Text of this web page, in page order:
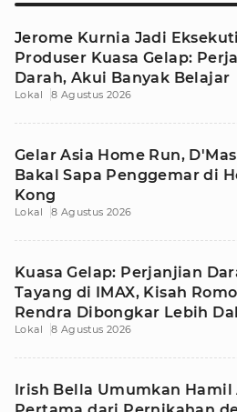
Jerome Kurnia Jadi
Produser Kuasa Gelap:
Darah, Akui Banyak Belajar
Lokal 8 Agustus 2026
Gelar Asia Home Run,
Bakal Sapa Penggemar di
Kong
Lokal 8 Agustus 2026
Kuasa Gelap: Perjanjian
Tayang di IMAX, Kisah Romo
Rendra Dibongkar Lebih
Lokal 8 Agustus 2026
Irish Bella Umumkan Hamil